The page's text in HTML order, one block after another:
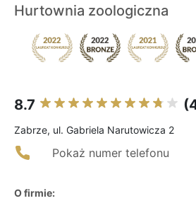
Hurtownia zoologiczna
8.7
Zabrze, ul. Gabriela Narutowicza 2
Pokaż numer telefonu
O firmie: